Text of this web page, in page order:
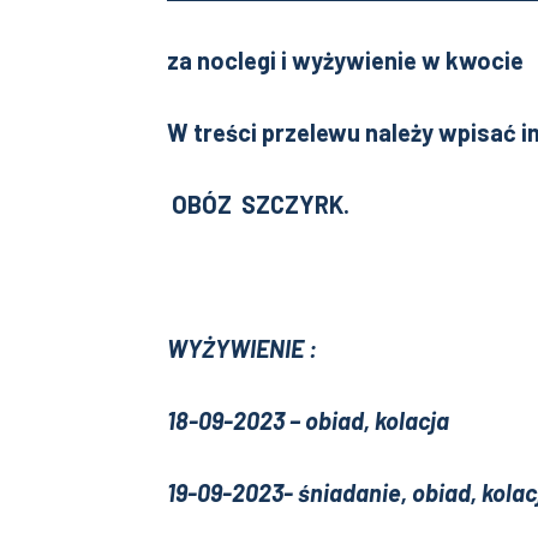
za noclegi i wyżywienie w
W treści przelewu należy wpisać
OBÓZ SZCZYRK.
WYŻYWIENIE :
18-09-2023 – obiad,
19-09-2023- śniadanie,